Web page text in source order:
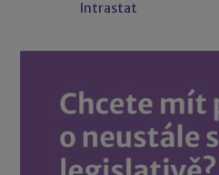
Intrastat